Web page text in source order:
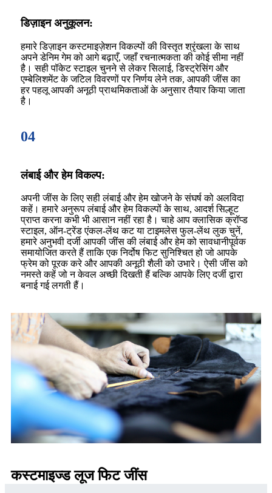
डिज़ाइन अनुकूलन:
हमारे डिज़ाइन कस्टमाइज़ेशन विकल्पों की विस्तृत श्रृंखला के साथ
अपने डेनिम गेम को आगे बढ़ाएँ, जहाँ रचनात्मकता की कोई सीमा नहीं
है। सही पॉकेट स्टाइल चुनने से लेकर सिलाई, डिस्ट्रेसिंग और
एम्बेलिशमेंट के जटिल विवरणों पर निर्णय लेने तक, आपकी जींस का
हर पहलू आपकी अनूठी प्राथमिकताओं के अनुसार तैयार किया जाता
है।
04
लंबाई और हेम विकल्प:
अपनी जींस के लिए सही लंबाई और हेम खोजने के संघर्ष को अलविदा
कहें। हमारे अनुरूप लंबाई और हेम विकल्पों के साथ, आदर्श सिल्हूट
प्राप्त करना कभी भी आसान नहीं रहा है। चाहे आप क्लासिक क्रॉप्ड
स्टाइल, ऑन-ट्रेंड एंकल-लेंथ कट या टाइमलेस फुल-लेंथ लुक चुनें,
हमारे अनुभवी दर्जी आपकी जींस की लंबाई और हेम को सावधानीपूर्वक
समायोजित करते हैं ताकि एक निर्दोष फिट सुनिश्चित हो जो आपके
फ्रेम को पूरक करे और आपकी अनूठी शैली को उभारे। ऐसी जींस को
नमस्ते कहें जो न केवल अच्छी दिखती हैं बल्कि आपके लिए दर्जी द्वारा
बनाई गई लगती हैं।
कस्टमाइज्ड लूज फिट जींस